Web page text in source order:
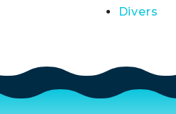
Divers